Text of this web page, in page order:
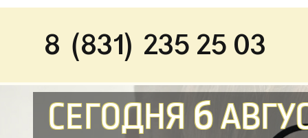
8 (831) 235 25 03
СЕГОДНЯ 6